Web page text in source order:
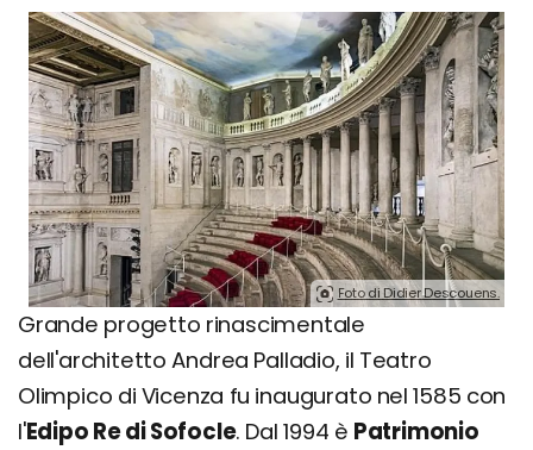
Foto di Didier Descouens.
Grande progetto rinascimentale
dell'architetto Andrea Palladio, il Teatro
Olimpico di Vicenza fu inaugurato nel 1585 con
l'Edipo Re di Sofocle. Dal 1994 è Patrimonio